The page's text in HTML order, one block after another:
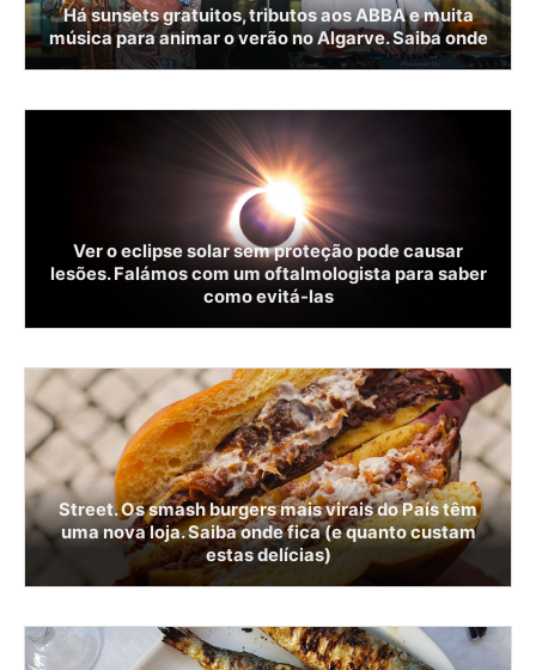
Há sunsets gratuitos, tributos aos ABBA e muita
música para animar o verão no Algarve. Saiba onde
Ver o eclipse solar sem proteção pode causar
lesões. Falámos com um oftalmologista para saber
como evitá-las
Street. Os smash burgers mais virais do País têm
uma nova loja. Saiba onde fica (e quanto custam
estas delícias)